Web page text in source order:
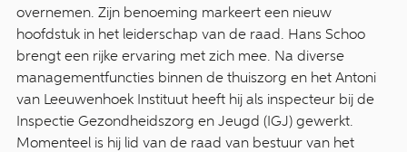
overnemen. Zijn benoeming markeert een nieuw
hoofdstuk in het leiderschap van de raad. Hans Schoo
brengt een rijke ervaring met zich mee. Na diverse
managementfuncties binnen de thuiszorg en het Antoni
van Leeuwenhoek Instituut heeft hij als inspecteur bij de
Inspectie Gezondheidszorg en Jeugd (IGJ) gewerkt.
Momenteel is hij lid van de raad van bestuur van het